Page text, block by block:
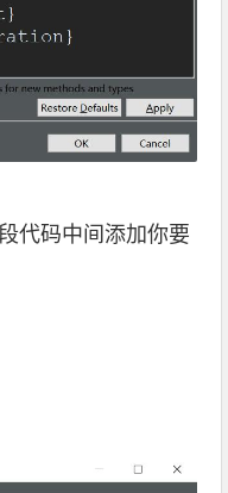
代码中间添加你要